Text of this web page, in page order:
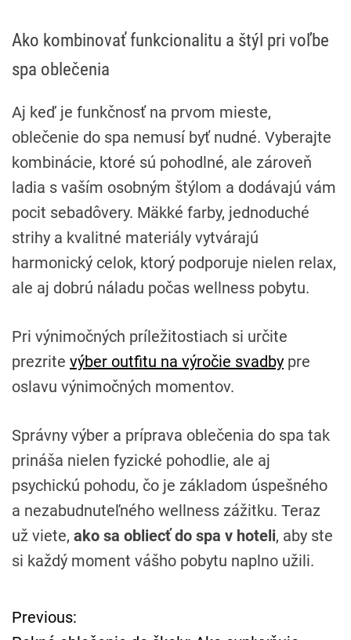
Ako kombinovať funkcionalitu a štýl pri voľbe
spa oblečenia
Aj keď je funkčnosť na prvom mieste,
oblečenie do spa nemusí byť nudné. Vyberajte
kombinácie, ktoré sú pohodlné, ale zároveň
ladia s vaším osobným štýlom a dodávajú vám
pocit sebadôvery. Mäkké farby, jednoduché
strihy a kvalitné materiály vytvárajú
harmonický celok, ktorý podporuje nielen relax,
ale aj dobrú náladu počas wellness pobytu.
Pri výnimočných príležitostiach si určite
prezrite výber outfitu na výročie svadby pre
oslavu výnimočných momentov.
Správny výber a príprava oblečenia do spa tak
prináša nielen fyzické pohodlie, ale aj
psychickú pohodu, čo je základom úspešného
a nezabudnuteľného wellness zážitku. Teraz
už viete, ako sa obliecť do spa v hoteli, aby ste
si každý moment vášho pobytu naplno užili.
N
Previous: